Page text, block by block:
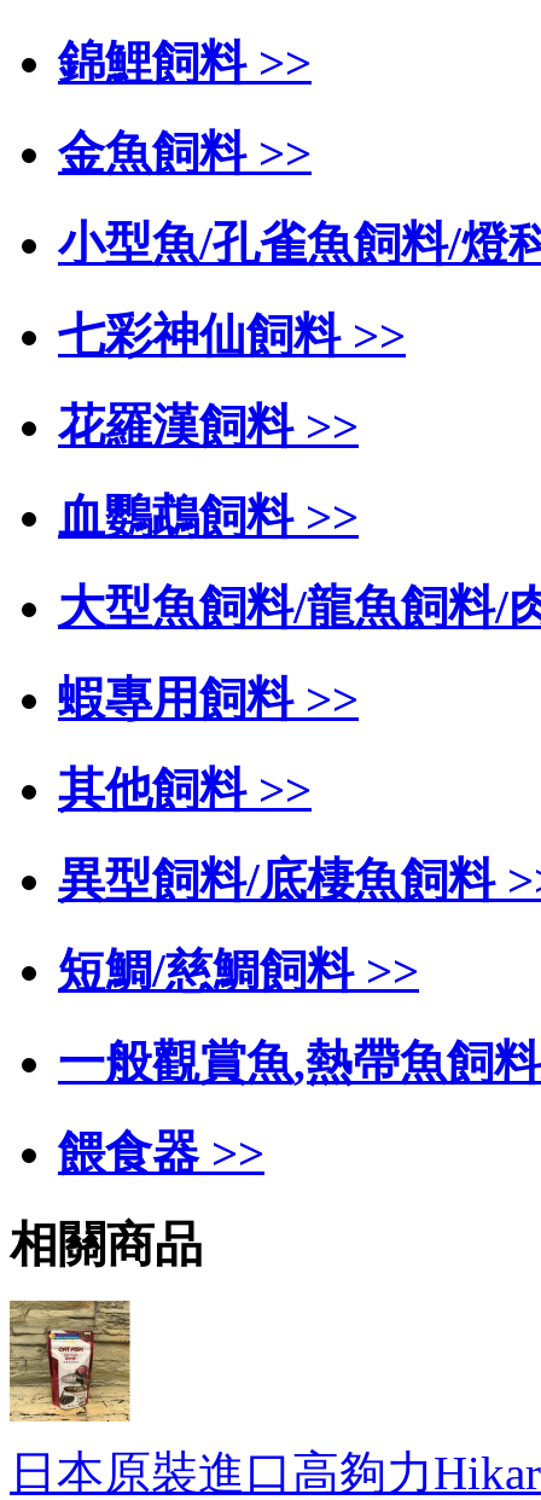
錦鯉飼料 >>
金魚飼料 >>
小型魚/孔雀魚飼料/燈
七彩神仙飼料 >>
花羅漢飼料 >>
血鸚鵡飼料 >>
大型魚飼料/龍魚飼料/
蝦專用飼料 >>
其他飼料 >>
異型飼料/底棲魚飼料
短鯛/慈鯛飼料 >>
一般觀賞魚,熱帶魚飼
餵食器 >>
相關商品
日本原裝進口高夠力